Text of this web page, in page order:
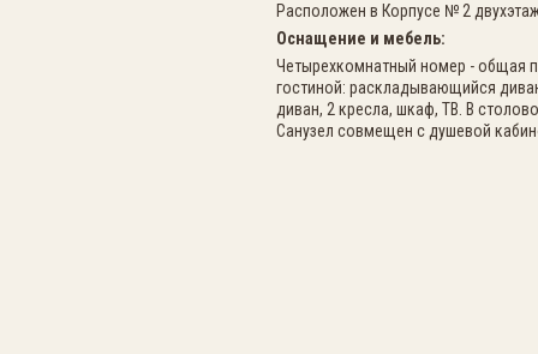
Расположен в Корпусе № 2
Оснащение и мебель:
Четырехкомнатный номер - общая
гостиной: раскладывающийся
диван, 2 кресла, шкаф, ТВ. В
Санузел совмещен с душевой